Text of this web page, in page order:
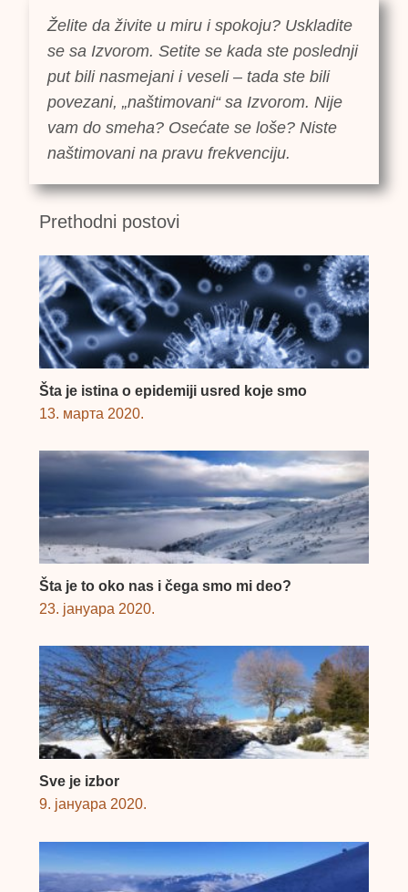
Želite da živite u miru i spokoju? Uskladite
se sa Izvorom. Setite se kada ste poslednji
put bili nasmejani i veseli – tada ste bili
povezani, „naštimovani“ sa Izvorom. Nije
vam do smeha? Osećate se loše? Niste
naštimovani na pravu frekvenciju.
Prethodni postovi
Šta je istina o epidemiji usred koje smo
13. марта 2020.
Šta je to oko nas i čega smo mi deo?
23. јануара 2020.
Sve je izbor
9. јануара 2020.